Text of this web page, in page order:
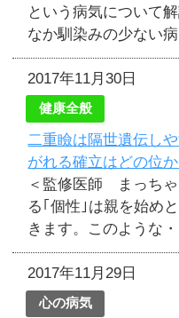
という病気について
なか馴染みの少ない病
2017年11月30日
健康全般
二重瞼は隔世遺伝し
がれる確立はどの位か
＜監修医師 まっち
る｢個性｣は親を始め
きます。このような・
2017年11月29日
心の病気